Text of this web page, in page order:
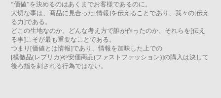
“価値”を決めるのはあくまでお客様であるのに。
大切な事は、商品に見合った[情報]を伝えることであり、我々の[伝え
る力]である。
どこの生地なのか、どんな考え方で誰が作ったのか、それらを[伝え
る事]こそが最も重要なことである。
つまり[価値とは情報]であり、情報を加味した上での
[模倣品(レプリカ)や安価商品(ファストファッション)]の購入は決して
後ろ指を刺される行為ではない。